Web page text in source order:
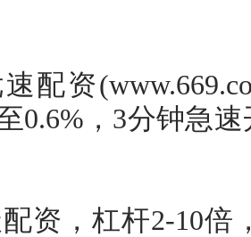
配资
0.6%，3分钟急
，杠杆2-10倍